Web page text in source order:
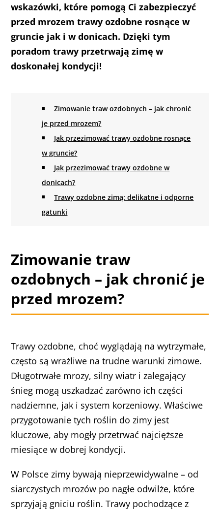
wskazówki, które pomogą Ci zabezpieczyć
przed mrozem trawy ozdobne rosnące w
gruncie jak i w donicach. Dzięki tym
poradom trawy przetrwają zimę w
doskonałej kondycji!
Zimowanie traw ozdobnych – jak chronić
je przed mrozem?
Jak przezimować trawy ozdobne rosnące
w gruncie?
Jak przezimować trawy ozdobne w
donicach?
Trawy ozdobne zimą: delikatne i odporne
gatunki
Zimowanie traw
ozdobnych – jak chronić je
przed mrozem?
Trawy ozdobne, choć wyglądają na wytrzymałe,
często są wrażliwe na trudne warunki zimowe.
Długotrwałe mrozy, silny wiatr i zalegający
śnieg mogą uszkadzać zarówno ich części
nadziemne, jak i system korzeniowy. Właściwe
przygotowanie tych roślin do zimy jest
kluczowe, aby mogły przetrwać najcięższe
miesiące w dobrej kondycji.
W Polsce zimy bywają nieprzewidywalne – od
siarczystych mrozów po nagłe odwilże, które
sprzyjają gniciu roślin. Trawy pochodzące z